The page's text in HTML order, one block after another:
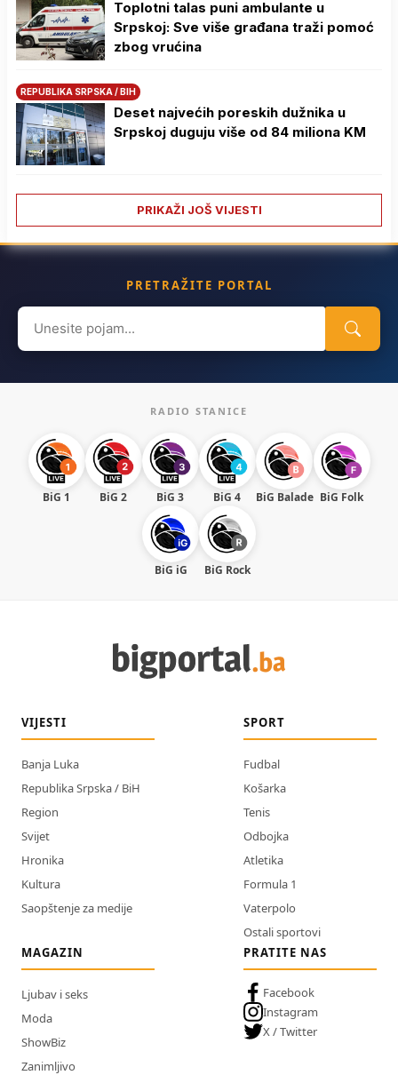
Toplotni talas puni ambulante u
Srpskoj: Sve više građana traži pomoć
zbog vrućina
REPUBLIKA SRPSKA / BIH
Deset najvećih poreskih dužnika u
Srpskoj duguju više od 84 miliona KM
PRIKAŽI JOŠ VIJESTI
PRETRAŽITE PORTAL
Search
for:
RADIO STANICE
BiG 1 BiG 2 BiG 3 BiG 4 BiG Balade BiG Folk
BiG iG BiG Rock
VIJESTI
Banja Luka
Republika Srpska / BiH
Region
Svijet
Hronika
Kultura
Saopštenje za medije
SPORT
Fudbal
Košarka
Tenis
Odbojka
Atletika
Formula 1
Vaterpolo
Ostali sportovi
MAGAZIN
Ljubav i seks
Moda
ShowBiz
Zanimljivo
PRATITE NAS
Facebook
Instagram
X / Twitter